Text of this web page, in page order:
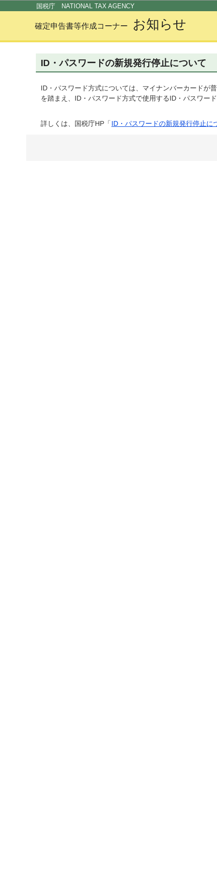
国税庁 NATIONAL TAX AGENCY
確定申告書等作成コーナー お知らせ
ID・パスワードの新規発行停止について
ID・パスワード方式については、マイナンバーカードが
を踏まえ、ID・パスワード方式で使用するID・パスワー
詳しくは、国税庁HP「 ID・パスワードの新規発行停止に